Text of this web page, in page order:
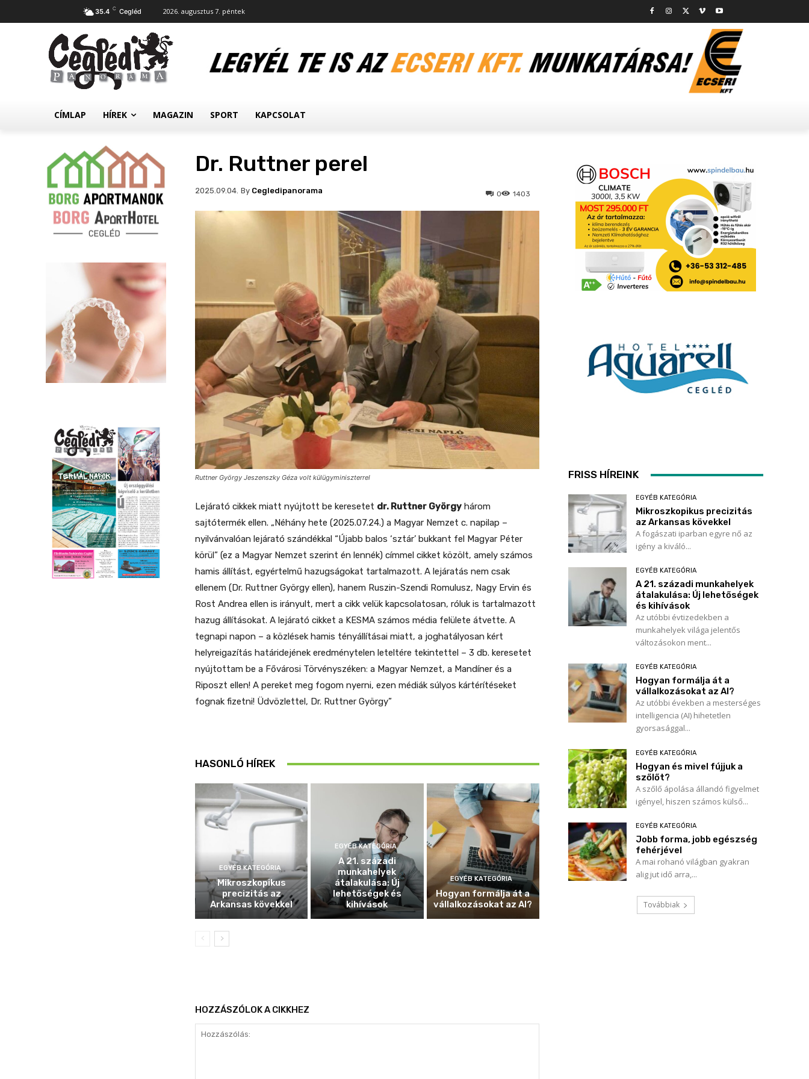
35.4 C Cegléd 2026. augusztus 7. péntek
CÍMLAP HÍREK MAGAZIN SPORT KAPCSOLAT
Dr. Ruttner perel
2025.09.04. 1403
0
By Cegledipanorama
Ruttner György Jeszenszky Géza volt külügyminiszterrel
Lejárató cikkek miatt nyújtott be keresetet dr. Ruttner György három
sajtótermék ellen. „Néhány hete (2025.07.24.) a Magyar Nemzet c. napilap –
nyilvánvalóan lejárató szándékkal “Újabb balos ‘sztár’ bukkant fel Magyar Péter
körül” (ez a Magyar Nemzet szerint én lennék) címmel cikket közölt, amely számos
hamis állítást, egyértelmű hazugságokat tartalmazott. A lejáratás nem csak
ellenem (Dr. Ruttner György ellen), hanem Ruszin-Szendi Romulusz, Nagy Ervin és
Rost Andrea ellen is irányult, mert a cikk velük kapcsolatosan, róluk is tartalmazott
hazug állításokat. A lejárató cikket a KESMA számos média felülete átvette. A
tegnapi napon – a közlések hamis tényállításai miatt, a joghatályosan kért
helyreigazítás határidejének eredménytelen leteltére tekintettel – 3 db. keresetet
nyújtottam be a Fővárosi Törvényszéken: a Magyar Nemzet, a Mandíner és a
Riposzt ellen! A pereket meg fogom nyerni, ezen médiák súlyos kártérítéseket
fognak fizetni! Üdvözlettel, Dr. Ruttner György”
HASONLÓ HÍREK
EGYÉB KATEGÓRIA
Mikroszkopikus
precizitás az
Arkansas kövekkel
EGYÉB KATEGÓRIA
A 21. századi
munkahelyek
átalakulása: Új
lehetőségek és
kihívások
EGYÉB KATEGÓRIA
Hogyan formálja át a
vállalkozásokat az AI?
HOZZÁSZÓLOK A CIKKHEZ
FRISS HÍREINK
EGYÉB KATEGÓRIA
Mikroszkopikus precizitás
az Arkansas kövekkel
A fogászati iparban egyre nő az
igény a kiváló...
EGYÉB KATEGÓRIA
A 21. századi munkahelyek
átalakulása: Új lehetőségek
és kihívások
Az utóbbi évtizedekben a
munkahelyek világa jelentős
változásokon ment...
EGYÉB KATEGÓRIA
Hogyan formálja át a
vállalkozásokat az AI?
Az utóbbi években a mesterséges
intelligencia (AI) hihetetlen
gyorsasággal...
EGYÉB KATEGÓRIA
Hogyan és mivel fújjuk a
szőlőt?
A szőlő ápolása állandó figyelmet
igényel, hiszen számos külső...
EGYÉB KATEGÓRIA
Jobb forma, jobb egészség
fehérjével
A mai rohanó világban gyakran
alig jut idő arra,...
Továbbiak